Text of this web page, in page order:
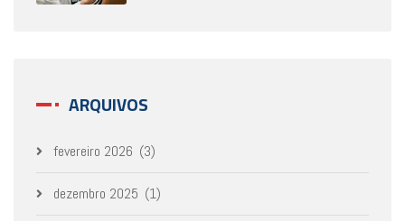
ARQUIVOS
fevereiro 2026 (3)
dezembro 2025 (1)